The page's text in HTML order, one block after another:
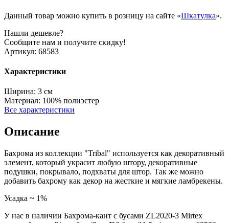
Данный товар можно купить в розницу на сайте «Шкатулка».
Нашли дешевле?
Сообщите нам и получите скидку!
Артикул: 68583
Характеристики
Ширина: 3 см
Материал: 100% полиэстер
Все характеристики
Описание
Бахрома из коллекции "Tribal" используется как декоративный
элемент, который украсит любую штору, декоративные
подушки, покрывало, подхваты для штор. Так же можно
добавить бахрому как декор на жесткие и мягкие ламбрекены.
Усадка ~ 1%
У нас в наличии Бахрома-кант с бусами ZL2020-3 Mirtex